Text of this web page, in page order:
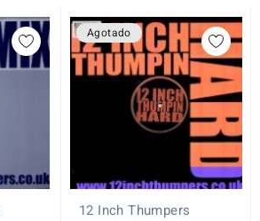
Agotado
12 Inch Thumpers